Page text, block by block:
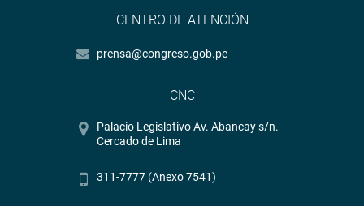
CENTRO DE ATENCIÓN
prensa@congreso.gob.pe
CNC
Palacio Legislativo Av. Abancay s/n.
Cercado de Lima
311-7777 (Anexo 7541)